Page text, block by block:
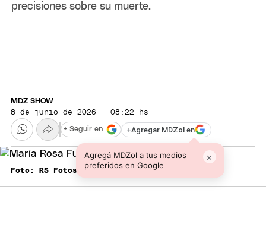
precisiones sobre su muerte.
MDZ SHOW
8 de junio de 2026 · 08:22 hs
+Agregar MDZol en
Agregá MDZol a tus medios
preferidos en Google
×
+ Seguir en
Foto: RS Fotos.